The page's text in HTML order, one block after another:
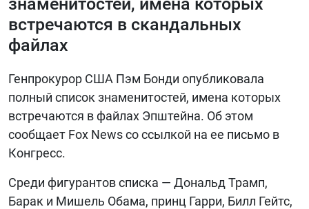
БИБЛИОТЕКА
ВИДЕО
ФОТО
встречаются в скандальных
файлах
Генпрокурор США Пэм Бонди опубликовала
полный список знаменитостей, имена которых
встречаются в файлах Эпштейна. Об этом
сообщает Fox News со ссылкой на ее письмо в
Конгресс.
Среди фигурантов списка — Дональд Трамп,
Барак и Мишель Обама, принц Гарри, Билл Гейтс,